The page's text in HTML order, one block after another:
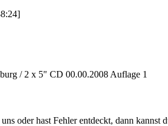
/ 2 x 5" CD 00.00.2008 Auflage 1
oder hast Fehler entdeckt, dann kannst